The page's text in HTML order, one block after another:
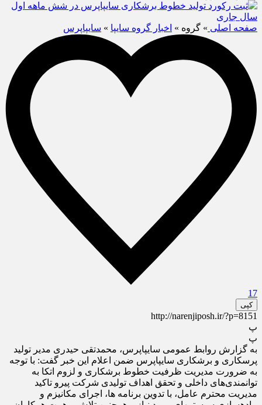
صفحه اصلی » گروه » اخبار گروه سایپا » سایپاپرس
17
کپی
http://narenjiposh.ir/?p=8151
پ
پ
به گزارش روابط عمومی سایپاپرس، محمدتقی حیدری مدیر تولید
پرسکاری و برشکاری سایپاپرس ضمن اعلام این خبر گفت: با توجه
به ضرورت مدیریت ظرفیت خطوط برشکاری و لزوم اتکا به
توانمندی‌های داخلی و تحقق اهداف تولیدی شرکت پیرو تاکید
مدیریت محترم عامل، با تدوین برنامه‎ ها، اجرای مکانیزم‎ و